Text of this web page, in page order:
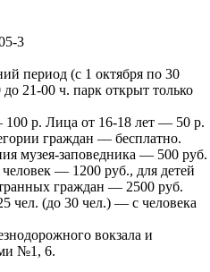
3
период (с 1 октября по 30
21-00 ч. парк открыт только
р. Лица от 16-18 лет — 50 р.
граждан — бесплатно.
музея-заповедника — 500 руб.
— 1200 руб., для детей
граждан — 2500 руб.
чел. (до 30 чел.) — с человека
вокзала и
№1, 6.